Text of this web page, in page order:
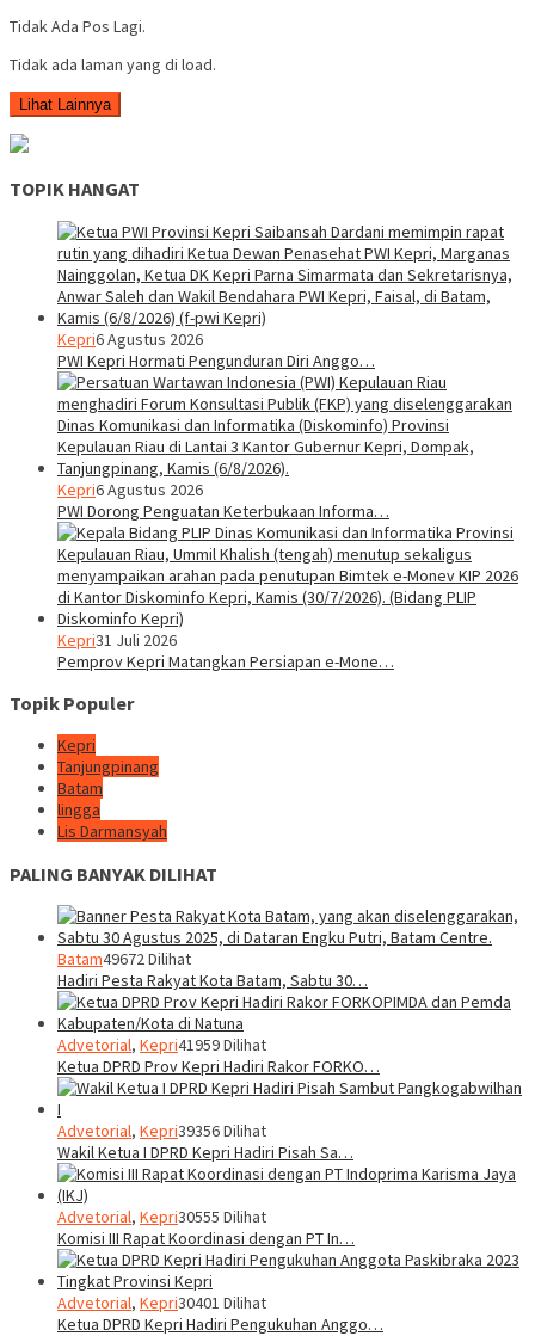
Tidak Ada Pos Lagi.
Tidak ada laman yang di load.
Lihat Lainnya
TOPIK HANGAT
Kepri6 Agustus 2026
PWI Kepri Hormati Pengunduran Diri Anggo…
Kepri6 Agustus 2026
PWI Dorong Penguatan Keterbukaan Informa…
Kepri31 Juli 2026
Pemprov Kepri Matangkan Persiapan e-Mone…
Topik Populer
Kepri
Tanjungpinang
Batam
lingga
Lis Darmansyah
PALING BANYAK DILIHAT
Batam49672 Dilihat
Hadiri Pesta Rakyat Kota Batam, Sabtu 30…
Advetorial, Kepri41959 Dilihat
Ketua DPRD Prov Kepri Hadiri Rakor FORKO…
Advetorial, Kepri39356 Dilihat
Wakil Ketua I DPRD Kepri Hadiri Pisah Sa…
Advetorial, Kepri30555 Dilihat
Komisi III Rapat Koordinasi dengan PT In…
Advetorial, Kepri30401 Dilihat
Ketua DPRD Kepri Hadiri Pengukuhan Anggo…